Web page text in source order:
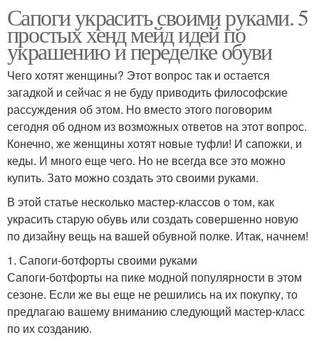
Сапоги украсить своими руками. 5
простых хенд мейд идей по
украшению и переделке обуви
Чего хотят женщины? Этот вопрос так и остается
загадкой и сейчас я не буду приводить философские
рассуждения об этом. Но вместо этого поговорим
сегодня об одном из возможных ответов на этот вопрос.
Конечно, же женщины хотят новые туфли! И сапожки, и
кеды. И много еще чего. Но не всегда все это можно
купить. Зато можно создать это своими руками.
В этой статье несколько мастер-классов о том, как
украсить старую обувь или создать совершенно новую
по дизайну вещь на вашей обувной полке. Итак, начнем!
1. Сапоги-ботфорты своими руками
Сапоги-ботфорты на пике модной популярности в этом
сезоне. Если же вы еще не решились на их покупку, то
предлагаю вашему вниманию следующий мастер-класс
по их созданию.